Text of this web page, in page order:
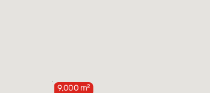
9,000 m²